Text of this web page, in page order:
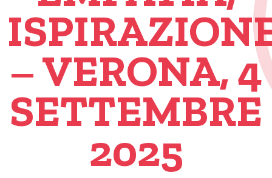
– VERONA, 4
SETTEMBRE
2025